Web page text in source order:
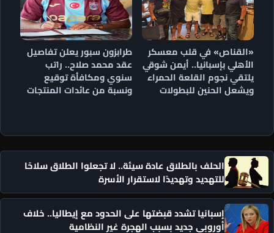
«القناص» في قلب معسكر
الأهلي بإسبانيا.. أيمن شوقي
يلتقي نجوم القلعة الحمراء
ويشعل الحنين للبطولات
طرابزون سبور يعلن تفاصيل
عقد محمد صلاح.. راتب
سنوي ومكافأة توقيع
ونسبة من عائدات المنتجات
الحلف بالطلاق عادة سيئة.. لا تجعلوا الطلاق سلاحًا
للتهديد وتهديدًا لاستقرار الأسرة
إسبانيا تشدد قبضتها على الحدود مع إيطاليا.. خلاف
أوروبي جديد بسبب الهجرة غير النظامية